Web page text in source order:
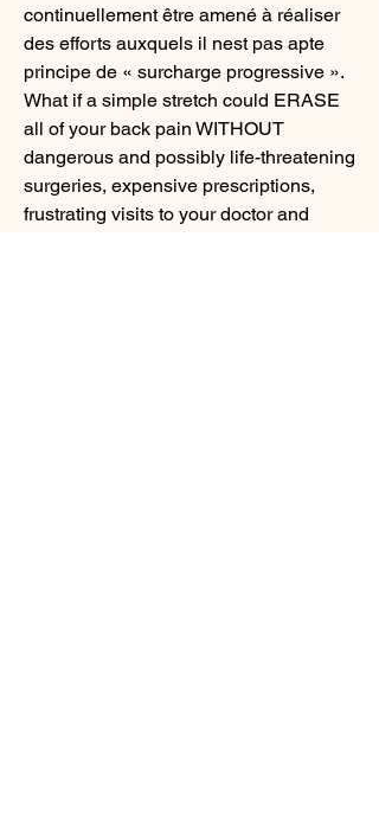
continuellement être amené à réaliser
des efforts auxquels il nest pas apte
principe de « surcharge progressive ».
What if a simple stretch could ERASE
all of your back pain WITHOUT
dangerous and possibly life-threatening
surgeries, expensive prescriptions,
frustrating visits to your doctor and